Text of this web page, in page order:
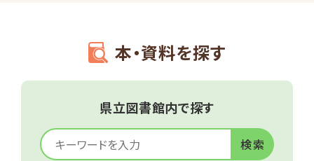
本・資料を探す
県立図書館内で探す